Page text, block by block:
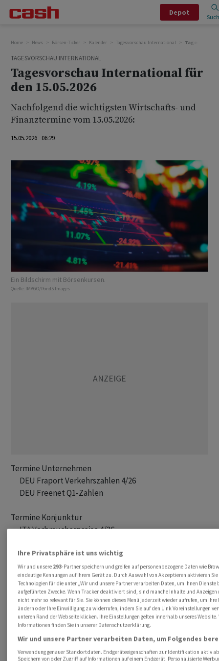
Depot
Home News Börsen-Ticker Kalender Tagesvorschau International
TAGESVORSCHAU INTERNATIONAL
Tagesvorschau International für
den 15.05.2026
Nachfolgend die wichtigsten Wirtschafts- und
Finanztermine vom 15.05.2026:
15.05.2026 06:29
Ein Bildschirm mit Börsenkursen.
Quelle: IMAGO/Pond5 Images
Termine Unternehmen
      DEU Fraport Verkehrszahlen 4/26
      DEU Freenet Q1-Zahlen
Termine Konjunktur
      ITA Verbraucherpreise 4/26
      USA Industrieproduktion 4/26
      USA Kapazitätsauslastung 4/26
      ROU Zentralbank Zinsentscheid
DEU Destatis: Energieintensive Industrie: Produktion,
DEU OLG Köln: Verfahren von Verbraucherschützern
          zweiter Instanz verhandelt, Köln
Für Vollständigkeit und Richtigkeit kann keine Gewähr
übernommen werden.
Ihre Privatsphäre ist uns wichtig
Wir und unsere 293-Partner speichern und greifen auf personenbezogene Daten wie
eindeutige Kennungen auf Ihrem Gerät zu. Durch Auswahl von Akzeptieren aktivieren
Technologien für die unter „Wir und unsere Partner verarbeiten Daten, um Ihnen
aufgeführten Zwecke. Wenn Tracker deaktiviert sind, sind manche Inhalte und Anzeigen
nicht mehr so relevant für Sie. Sie können dieses Menü jederzeit wieder aufrufen, um
ändern oder Ihre Einwilligung zu widerrufen, indem Sie auf den Link Voreinstellungen
unteren Rand der Webseite klicken. Ihre Einstellungen gelten innerhalb unseres Website.
Informationen finden Sie in unserer Datenschutzerklärung.
Wir und unsere Partner verarbeiten Daten, um Folgendes
Verwendung genauer Standortdaten. Endgeräteeigenschaften zur Identifikation aktiv
Speichern von oder Zugriff auf Informationen auf einem Endgerät. Personalisierte